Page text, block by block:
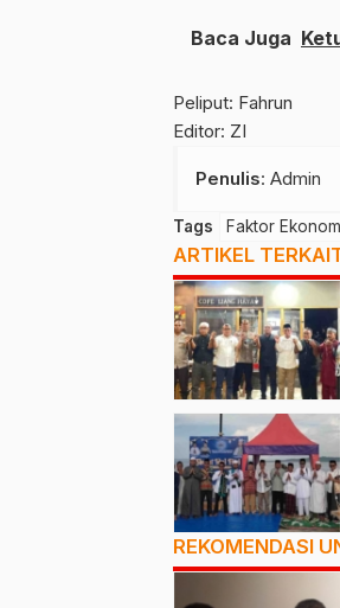
Baca Juga
Peliput: Fahrun
Editor: ZI
Penulis: Admin
Tags Faktor
ARTIKEL
REKOMENDASI